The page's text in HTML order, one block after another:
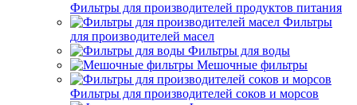
Фильтры для производителей продуктов питания
Фильтры
для производителей масел
Фильтры для воды
Мешочные фильтры
Фильтры для производителей соков и морсов